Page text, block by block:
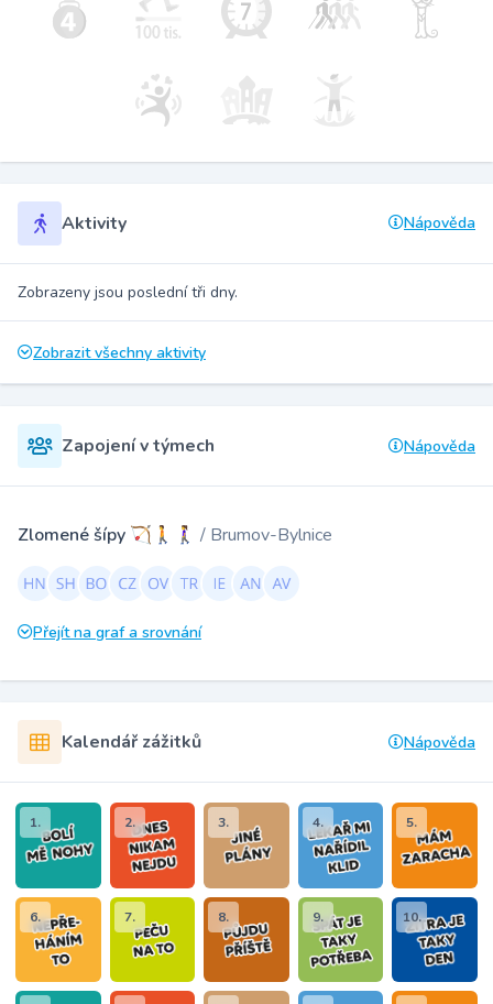
Aktivity Nápověda
Zobrazeny jsou poslední tři dny.
Zobrazit všechny aktivity
Zapojení v týmech Nápověda
Zlomené šípy 🏹🚶🚶‍♀️ / Brumov-Bylnice
Přejít na graf a srovnání
Kalendář zážitků Nápověda
1. 2. 3. 4. 5.
6. 7. 8. 9. 10.